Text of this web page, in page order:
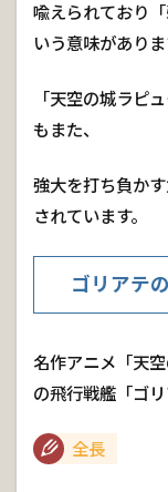
喩えられており
いう意味がありま
「天空の城ラピ
もまた、
強大を打ち負か
されています。
ゴリアテ
名作アニメ「天
の飛行戦艦「ゴ
全長